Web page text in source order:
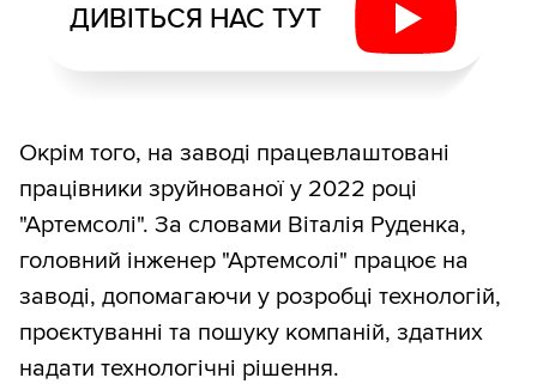
ДИВІТЬСЯ НАС ТУТ
Окрім того, на заводі працевлаштовані
працівники зруйнованої у 2022 році
"Артемсолі". За словами Віталія Руденка,
головний інженер "Артемсолі" працює на
заводі, допомагаючи у розробці технологій,
проєктуванні та пошуку компаній, здатних
надати технологічні рішення.